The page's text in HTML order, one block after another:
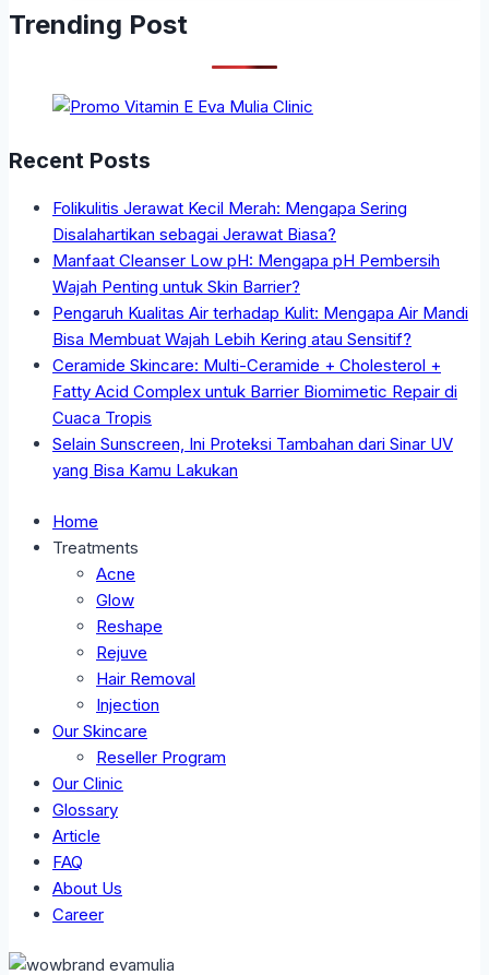
Trending Post
Recent Posts
Folikulitis Jerawat Kecil Merah: Mengapa Sering
Disalahartikan sebagai Jerawat Biasa?
Manfaat Cleanser Low pH: Mengapa pH Pembersih
Wajah Penting untuk Skin Barrier?
Pengaruh Kualitas Air terhadap Kulit: Mengapa Air Mandi
Bisa Membuat Wajah Lebih Kering atau Sensitif?
Ceramide Skincare: Multi-Ceramide + Cholesterol +
Fatty Acid Complex untuk Barrier Biomimetic Repair di
Cuaca Tropis
Selain Sunscreen, Ini Proteksi Tambahan dari Sinar UV
yang Bisa Kamu Lakukan
Home
Treatments
Acne
Glow
Reshape
Rejuve
Hair Removal
Injection
Our Skincare
Reseller Program
Our Clinic
Glossary
Article
FAQ
About Us
Career